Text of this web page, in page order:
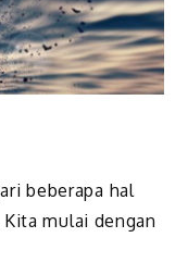
beberapa hal
mulai dengan